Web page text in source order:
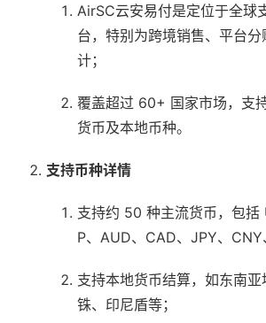
AirSC云安易付是定位于全球
台，特别为跨境销售、平台
计；
覆盖超过 60+ 国家市场，支
货币及本地币种。
支持币种详情
支持约 50 种主流货币，包括
P、AUD、CAD、JPY、CNY
支持本地货币结算，如东南
铢、印尼盾等；